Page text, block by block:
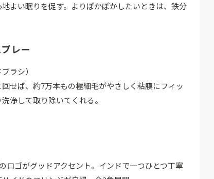
よい眠りを促す。よりぽかぽかしたいときは、鉄分
レー
ラシ）
せば、約7万本もの極細毛がやさしく粘膜にフィッ
浄して取り除いてくれる。
ロゴがグッドアクセント。インドで一つひとつ丁寧